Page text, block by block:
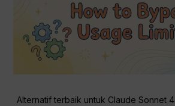
Alternatif terbaik untuk Claude Sonnet